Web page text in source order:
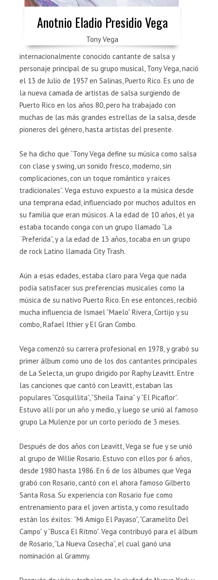
Anotnio Eladio Presidio Vega
Tony Vega
internacionalmente conocido cantante de salsa y
personaje principal de su grupo musical, Tony Vega, nació
el 13 de Julio de 1957 en Salinas, Puerto Rico. Es uno de
la nueva camada de artistas de salsa surgiendo de
Puerto Rico en los años 80, pero ha trabajado con
muchas de las más grandes estrellas de la salsa, desde
pioneros del género, hasta artistas del presente.
Se ha dicho que “Tony Vega define su música como salsa
con clase y swing, un sonido fresco, moderno, sin
complicaciones, con un toque romántico y raíces
tradicionales”. Vega estuvo expuesto a la música desde
una temprana edad, influenciado por muchos adultos en
su familia que eran músicos. A la edad de 10 años, él ya
estaba tocando conga con un grupo llamado “La
¨Preferida”, y a la edad de 13 años, tocaba en un grupo
de rock Latino llamada City Trash.
Aún a esas edades, estaba claro para Vega que nada
podía satisfacer sus preferencias musicales como la
música de su nativo Puerto Rico. En ese entonces, recibió
mucha influencia de Ismael “Maelo” Rivera, Cortijo y su
combo, Rafael Ithier y El Gran Combo.
Vega comenzó su carrera profesional en 1978, y grabó su
primer álbum como uno de los dos cantantes principales
de La Selecta, un grupo dirigido por Raphy Leavitt. Entre
las canciones que cantó con Leavitt, estaban las
populares “Cosquillita”, “Sheila Taína” y “El Picaflor”.
Estuvo allí por un año y medio, y luego se unió al famoso
grupo La Mulenze por un corto período de 3 meses.
Después de dos años con Leavitt, Vega se fue y se unió
al grupo de Willie Rosario. Estuvo con ellos por 6 años,
desde 1980 hasta 1986. En 6 de los álbumes que Vega
grabó con Rosario, cantó con el ahora famoso Gilberto
Santa Rosa. Su experiencia con Rosario fue como
entrenamiento para el joven artista, y como resultado
están los éxitos: “Mi Amigo El Payaso”, “Caramelito Del
Campo” y “Busca El Ritmo”. Vega contribuyó para el álbum
de Rosario, “La Nueva Cosecha”, el cual ganó una
nominación al Grammy.